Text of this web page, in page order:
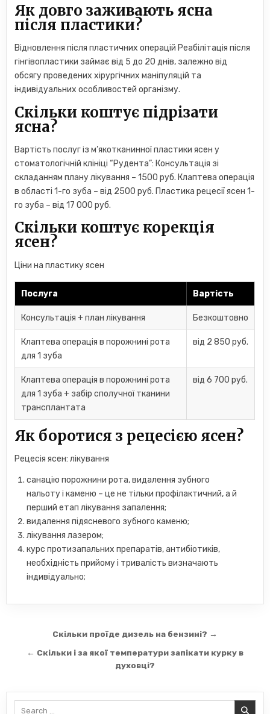
Як довго заживають ясна
після пластики?
Відновлення після пластичних операцій Реабілітація після
гінгівопластики займає від 5 до 20 днів, залежно від
обсягу проведених хірургічних маніпуляцій та
індивідуальних особливостей організму.
Скільки коштує підрізати
ясна?
Вартість послуг із м’якотканинної пластики ясен у
стоматологічній клініці “Рудента”: Консультація зі
складанням плану лікування – 1500 руб. Клаптева операція
в області 1-го зуба – від 2500 руб. Пластика рецесії ясен 1-
го зуба – від 17 000 руб.
Скільки коштує корекція
ясен?
Ціни на пластику ясен
Послуга Вартість
Консультація + план лікування Безкоштовно
Клаптева операція в порожнині рота
для 1 зуба
від 2 850 руб.
Клаптева операція в порожнині рота
для 1 зуба + забір сполучної тканини
трансплантата
від 6 700 руб.
Як боротися з рецесією ясен?
Рецесія ясен: лікування
санацію порожнини рота, видалення зубного
нальоту і каменю – це не тільки профілактичний, а й
перший етап лікування запалення;
видалення підясневого зубного каменю;
лікування лазером;
курс протизапальних препаратів, антибіотиків,
необхідність прийому і тривалість визначають
індивідуально;
Навігація
записів
Скільки проїде дизель на бензині? →
← Скільки і за якої температури запікати курку в
духовці?